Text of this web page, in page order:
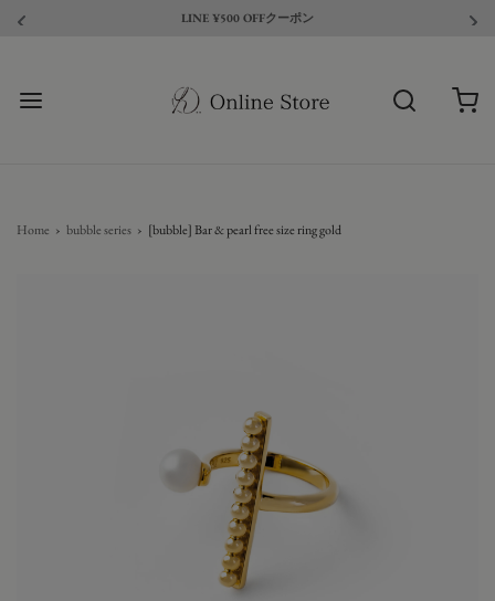
LINE ¥500 OFFクーポン
Home › bubble series › [bubble] Bar & pearl free size ring gold